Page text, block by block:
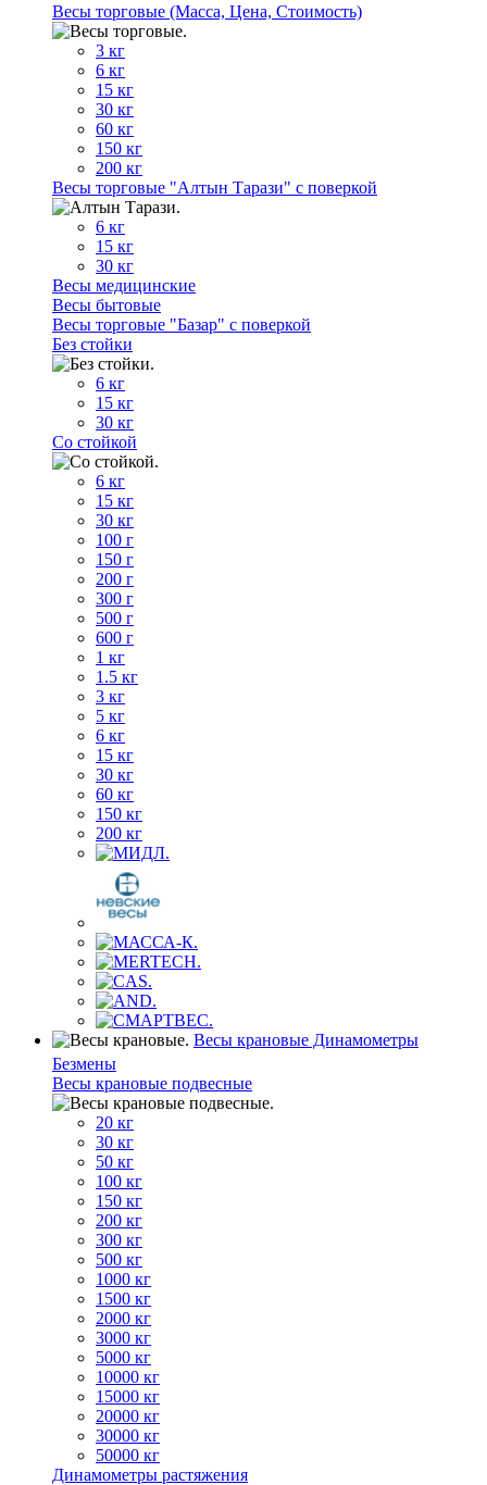
Весы торговые (Масса, Цена, Стоимость)
3 кг
6 кг
15 кг
30 кг
60 кг
150 кг
200 кг
Весы торговые "Алтын Тарази" с поверкой
6 кг
15 кг
30 кг
Весы медицинские
Весы бытовые
Весы торговые "Базар" с поверкой
Без стойки
6 кг
15 кг
30 кг
Со стойкой
6 кг
15 кг
30 кг
100 г
150 г
200 г
300 г
500 г
600 г
1 кг
1.5 кг
3 кг
5 кг
6 кг
15 кг
30 кг
60 кг
150 кг
200 кг
Весы крановые Динамометры
Безмены
Весы крановые подвесные
20 кг
30 кг
50 кг
100 кг
150 кг
200 кг
300 кг
500 кг
1000 кг
1500 кг
2000 кг
3000 кг
5000 кг
10000 кг
15000 кг
20000 кг
30000 кг
50000 кг
Динамометры растяжения